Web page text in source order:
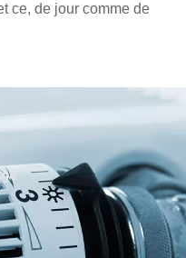
ce, de jour comme de